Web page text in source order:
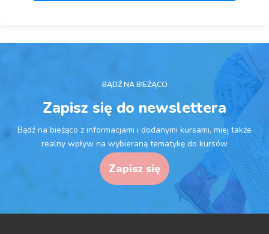
BĄDŹ NA BIEŻĄCO
Zapisz się do newslettera
Bądź na bieżąco z informacjami i dodanymi kursami, miej także
realny wpływ na wybieraną tematykę do kursów
Zapisz się